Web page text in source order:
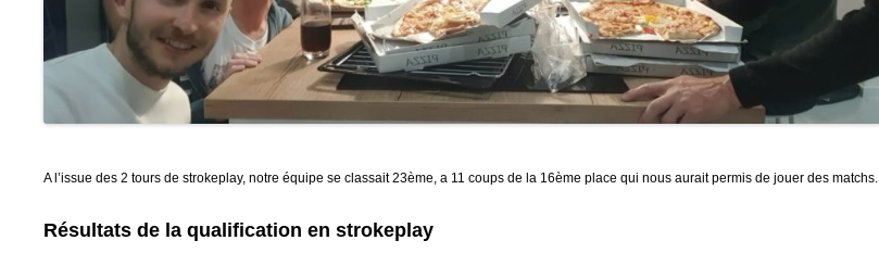
A l’issue des 2 tours de strokeplay, notre équipe se classait 23ème, a 11 coups de la 16ème place qui nous aurait permis de jouer des matchs.
Résultats de la qualification en strokeplay